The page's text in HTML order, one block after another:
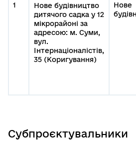
1
Нове будівництво
дитячого садка у 12
мікрорайоні за
адресою: м. Суми,
вул.
Інтернаціоналістів,
35 (Коригування)
Нове
Субпроєктувальники